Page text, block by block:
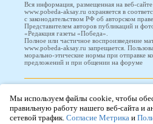
Вся информация, размещенная на веб-сайте
www.pobeda-aksay.ru охраняется в
с законодательством РФ об авторском
Представителем авторов публикаций и
«Редакция газеты «Победа».
Полное или частичное воспроизведение
www.pobeda-aksay.ru запрещается.
морально-этические нормы при отправке
предложений и при общении на форуме
Мы используем файлы cookie, чтобы
правильную работу нашего веб-сайта и
сетевой трафик. Согласие Метрика и